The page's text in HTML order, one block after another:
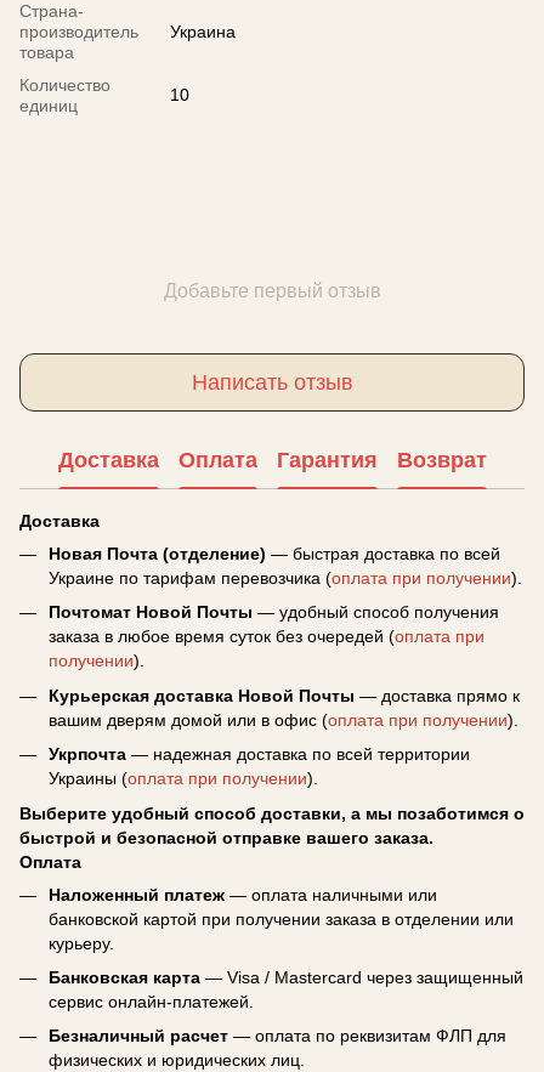
Страна-
производитель
товара
Украина
Количество
единиц
10
Добавьте первый отзыв
Написать отзыв
Доставка Оплата Гарантия Возврат
Доставка
Новая Почта (отделение) — быстрая доставка по всей
Украине по тарифам перевозчика (оплата при получении).
Почтомат Новой Почты — удобный способ получения
заказа в любое время суток без очередей (оплата при
получении).
Курьерская доставка Новой Почты — доставка прямо к
вашим дверям домой или в офис (оплата при получении).
Укрпочта — надежная доставка по всей территории
Украины (оплата при получении).
Выберите удобный способ доставки, а мы позаботимся о
быстрой и безопасной отправке вашего заказа.
Оплата
Наложенный платеж — оплата наличными или
банковской картой при получении заказа в отделении или
курьеру.
Банковская карта — Visa / Mastercard через защищенный
сервис онлайн-платежей.
Безналичный расчет — оплата по реквизитам ФЛП для
физических и юридических лиц.